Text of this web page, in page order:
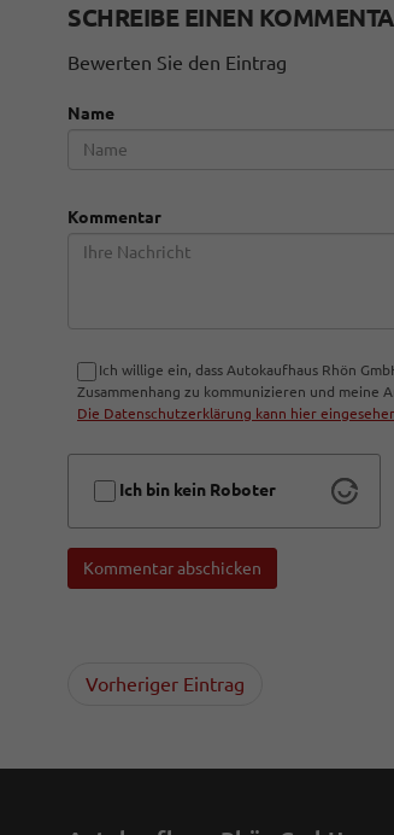
SCHREIBE EINEN
Bewerten Sie den Eintrag
Name
Kommentar
Ich willige ein, dass Autokaufhaus Rhön
Zusammenhang zu kommunizieren und meine
Die Datenschutzerklärung kann hier
Ich bin kein Roboter
Kommentar abschicken
Vorheriger Eintrag